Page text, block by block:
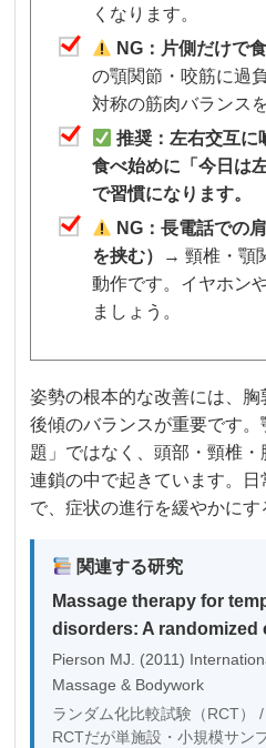
くなります。
NG：片側だけで
の顎関節・咬筋に過
対称の筋肉バランス
推奨：左右交互に
食べ始めに「今日は
で習慣になります。
NG：長電話での
を挟む）
→ 頸椎・顎
動作です。イヤホン
ましょう。
姿勢の根本的な改善には、胸
後傾のバランスが重要です
題」ではなく、頭部・頸椎
連鎖の中で起きています。
で、症状の進行を緩やかにす
関連する研究
Massage therapy for
disorders: A randomized
Pierson MJ. (2011)
Massage & Bodywork
ランダム化比較試験（RCT）
RCTだが単施設・小規模サン